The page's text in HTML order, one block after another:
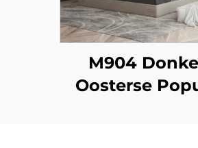
M904
Oosterse